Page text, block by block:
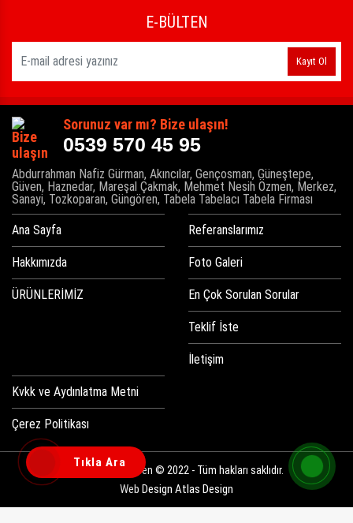
E-BÜLTEN
Kayıt Ol
Sorunuz var mı? Bize ulaşın!
0539 570 45 95
Abdurrahman Nafiz Gürman, Akıncılar, Gençosman, Güneştepe,
Güven, Haznedar, Mareşal Çakmak, Mehmet Nesih Özmen, Merkez,
Sanayi, Tozkoparan, Güngören, Tabela Tabelacı Tabela Firması
Ana Sayfa
Hakkımızda
ÜRÜNLERİMİZ
Referanslarımız
Foto Galeri
En Çok Sorulan Sorular
Teklif İste
İletişim
Kvkk ve Aydınlatma Metni
Çerez Politikası
Tabelacı Güngören © 2022 - Tüm hakları saklıdır.
Web Design Atlas Design
Tıkla Ara